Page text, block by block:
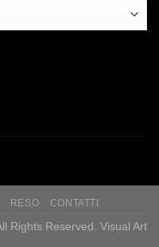
RESO CONTATTI
Rights Reserved. Visual Art